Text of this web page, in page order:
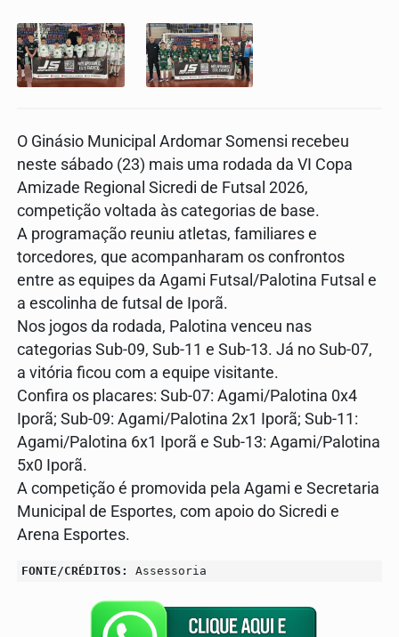
O Ginásio Municipal Ardomar Somensi recebeu
neste sábado (23) mais uma rodada da VI Copa
Amizade Regional Sicredi de Futsal 2026,
competição voltada às categorias de base.
A programação reuniu atletas, familiares e
torcedores, que acompanharam os confrontos
entre as equipes da Agami Futsal/Palotina Futsal e
a escolinha de futsal de Iporã.
Nos jogos da rodada, Palotina venceu nas
categorias Sub-09, Sub-11 e Sub-13. Já no Sub-07,
a vitória ficou com a equipe visitante.
Confira os placares: Sub-07: Agami/Palotina 0x4
Iporã; Sub-09: Agami/Palotina 2x1 Iporã; Sub-11:
Agami/Palotina 6x1 Iporã e Sub-13: Agami/Palotina
5x0 Iporã.
A competição é promovida pela Agami e Secretaria
Municipal de Esportes, com apoio do Sicredi e
Arena Esportes.
FONTE/CRÉDITOS: Assessoria